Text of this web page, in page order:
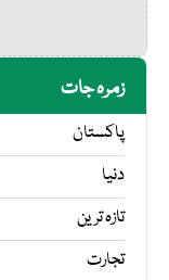
زمرہ جات
پاکستان
دنیا
تازہ ترین
تجارت